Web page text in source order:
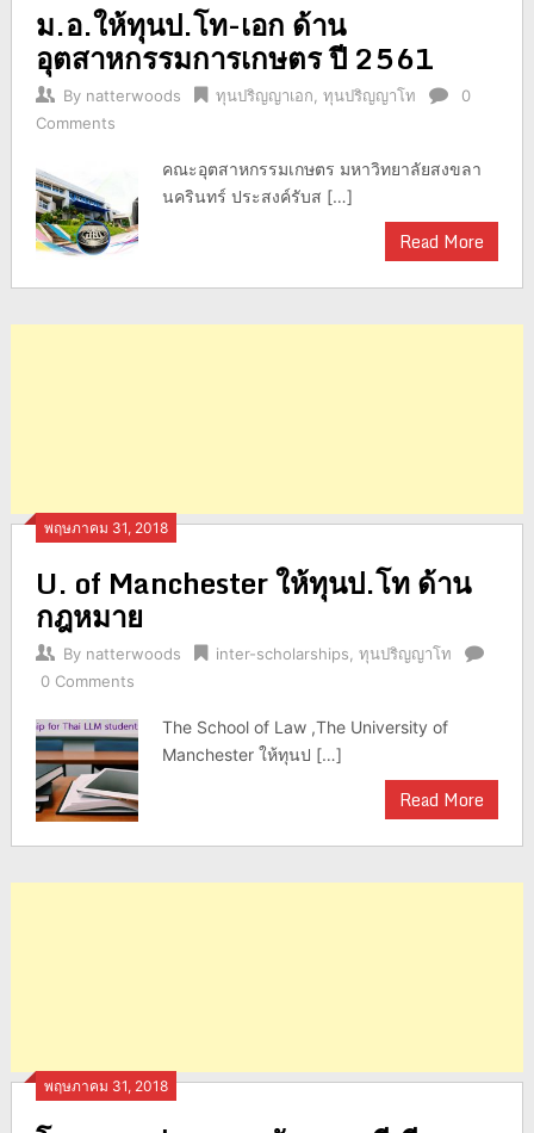
ม.อ.ให้ทุนป.โท-เอก ด้าน
อุตสาหกรรมการเกษตร ปี 2561
By natterwoods ทุนปริญญาเอก ทุนปริญญาโท
0
Comments
คณะอุตสาหกรรมเกษตร มหาวิทยาลัยสงขลา
นครินทร์ ประสงค์รับส […]
Read More
พฤษภาคม 31, 2018
U. of Manchester ให้ทุนป.โท ด้าน
กฎหมาย
By natterwoods inter-scholarships, ทุนปริญญาโท
0 Comments
The School of Law ,The University of
Manchester ให้ทุนป […]
Read More
พฤษภาคม 31, 2018